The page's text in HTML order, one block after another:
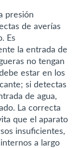
presión
de averías
Es
la entrada de
no tengan
estar en los
si detectas
de agua,
La correcta
que el aparato
insuficientes,
a largo